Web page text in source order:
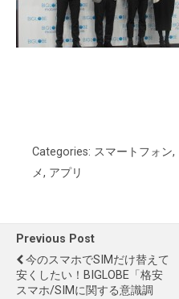
Categories: スマートフォン,
メ, アプリ
Previous Post
今のスマホでSIMだけ替えて
安くしたい！BIGLOBE「格安
スマホ/SIMに関する意識調